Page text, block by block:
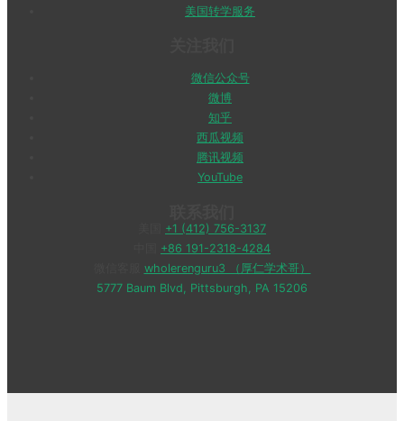
美国转学服务
微信公众号
微博
知乎
西瓜视频
腾讯视频
YouTube
+1 (412) 756-3137
+86 191-2318-4284
wholerenguru3 （厚仁学术哥）
5777 Baum Blvd, Pittsburgh, PA 15206